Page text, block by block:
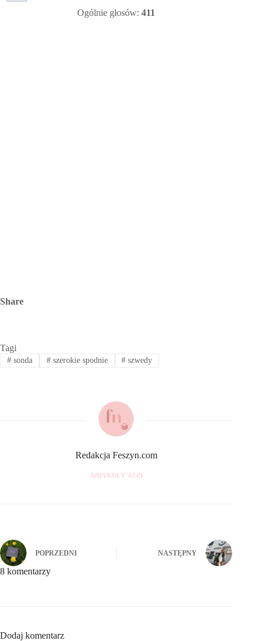
Ogólnie głosów:411
Share
Tagi
#sonda #szerokie spodnie # szwedy
Redakcja Feszyn.com
ARTYKUŁY: 6249
POPRZEDNI NASTĘPNY
8 komentarzy
Dodaj komentarz